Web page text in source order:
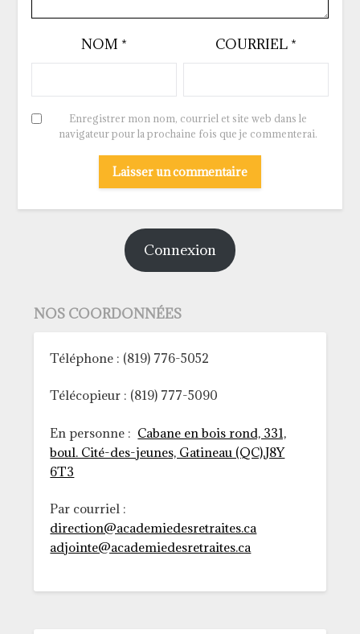
NOM * COURRIEL *
Enregistrer mon nom, courriel et site web dans le
navigateur pour la prochaine fois que je commenterai.
Connexion
NOS COORDONNÉES
Téléphone : (819) 776-5052
Télécopieur : (819) 777-5090
En personne : Cabane en bois rond, 331,
boul. Cité-des-jeunes, Gatineau (QC),J8Y
6T3
Par courriel :
direction@academiedesretraites.ca
adjointe@academiedesretraites.ca